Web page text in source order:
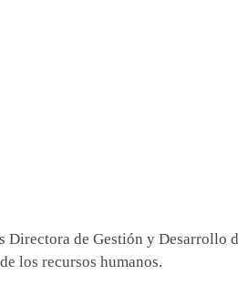
Directora de Gestión y Desarrollo
los recursos humanos.